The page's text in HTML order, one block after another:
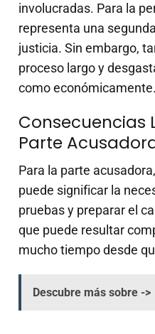
involucradas. Para la
representa una
justicia. Sin embargo,
proceso largo y
como económicamente.
Consecuencias
Parte
Para la parte
puede significar la
pruebas y preparar el
que puede resultar
mucho tiempo desde
Descubre más sobre ->